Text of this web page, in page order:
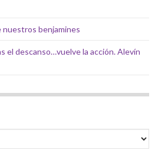
nuestros benjamines
el descanso…vuelve la acción. Alevín